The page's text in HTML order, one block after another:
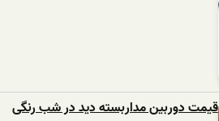
قیمت دوربین مداربسته دید در شب رنگی